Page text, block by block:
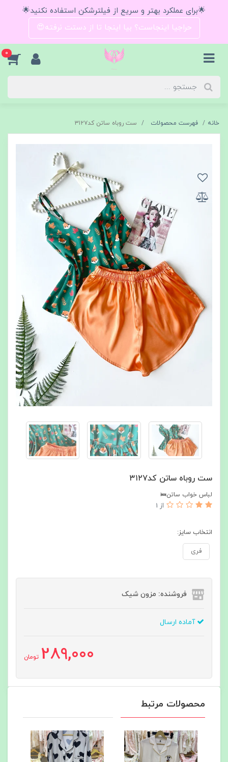
🌟برای عملکرد بهتر و سریع از فیلترشکن استفاده نکنید🌟
حراجیا اینجاست؟ بیا اینجا تا از دستت نرفته😍
0
خانه فهرست محصولات ست روباه ساتن کد۳۱۲۷
ست روباه ساتن کد۳۱۲۷
لباس خواب ساتن🛌
از 1
انتخاب سایز:
فری
فروشنده: مزون شیک
آماده ارسال
289,000 تومان
محصولات مرتبط